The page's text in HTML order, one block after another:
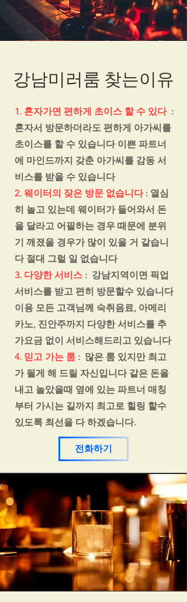
강남미러룸 찾는이유
1. 혼자가면 편하게 초이스 할 수 있다 :
혼자서 방문하더라도 편하게 아가씨를
초이스를 할 수 있습니다 이쁜 파트너
에 마인드까지 갖춘 아가씨를 감동 서
비스를 받을 수 있습니다
2. 웨이터의 잦은 방문 없습니다: 열심
히 놀고 있는데 웨이터가 들어와서 돈
을 달라고 어필하는 경우 때문에 분위
기 깨졌을 경우가 많이 있을 거 같습니
다 절대 그럴 일 없습니다
3. 다양한 서비스 : 강남지역이면 픽업
서비스를 받고 편히 방문할수 있습니다
이용 모든 고객님께 숙취음료, 아메리
카노, 진안주까지 다양한 서비스를 추
가요금 없이 서비스해드리고 있습니다
4. 믿고 가는 룸 : 많은 룸 있지만 최고
가 될게 해 드릴 자신입니다 같은 돈을
내고 놀았을때 옆에 있는 파트너 매칭
부터 가시는 길까지 최고로 힐링 할수
있도록 최선을 다 하겠습니다.
전화하기